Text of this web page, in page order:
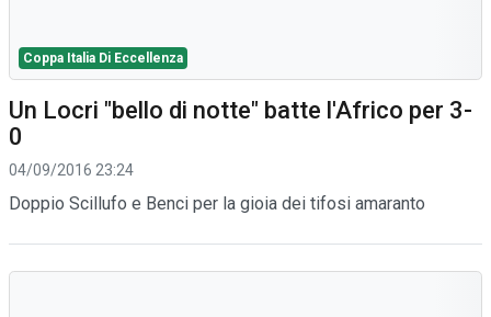
Coppa Italia Di Eccellenza
Un Locri "bello di notte" batte l'Africo per 3-
0
04/09/2016 23:24
Doppio Scillufo e Benci per la gioia dei tifosi amaranto